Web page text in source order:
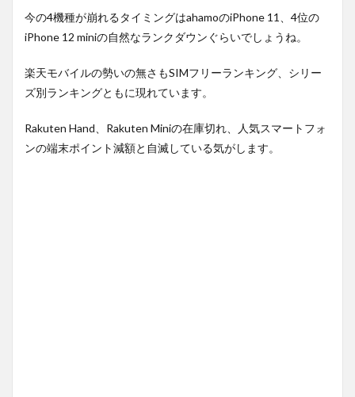
今の4機種が崩れるタイミングはahamoのiPhone 11、4位の
iPhone 12 miniの自然なランクダウンぐらいでしょうね。
楽天モバイルの勢いの無さもSIMフリーランキング、シリー
ズ別ランキングともに現れています。
Rakuten Hand、Rakuten Miniの在庫切れ、人気スマートフォ
ンの端末ポイント減額と自滅している気がします。